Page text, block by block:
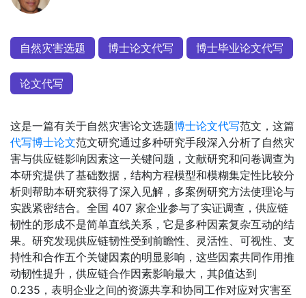
自然灾害选题 博士论文代写 博士毕业论文代写
论文代写
这是一篇有关于自然灾害论文选题博士论文代写范文，这篇
代写博士论文范文研究通过多种研究手段深入分析了自然灾
害与供应链影响因素这一关键问题，文献研究和问卷调查为
本研究提供了基础数据，结构方程模型和模糊集定性比较分
析则帮助本研究获得了深入见解，多案例研究方法使理论与
实践紧密结合。全国 407 家企业参与了实证调查，供应链
韧性的形成不是简单直线关系，它是多种因素复杂互动的结
果。研究发现供应链韧性受到前瞻性、灵活性、可视性、支
持性和合作五个关键因素的明显影响，这些因素共同作用推
动韧性提升，供应链合作因素影响最大，其β值达到
0.235，表明企业之间的资源共享和协同工作对应对灾害至